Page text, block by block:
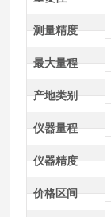
测量精度
最大量程
产地类别
仪器量程
仪器精度
价格区间